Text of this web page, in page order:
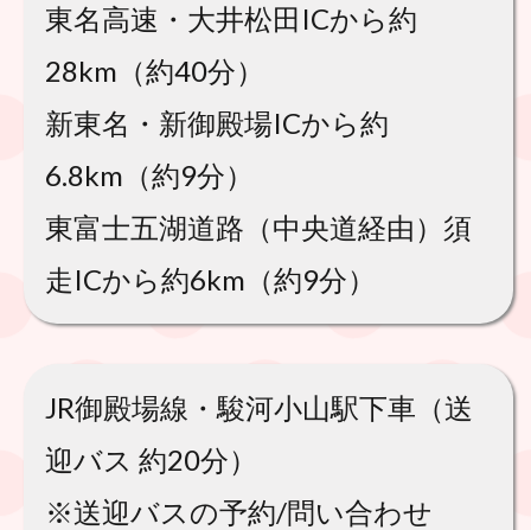
東名高速・大井松田ICから約
28km（約40分）
新東名・新御殿場ICから約
6.8km（約9分）
東富士五湖道路（中央道経由）須
走ICから約6km（約9分）
JR御殿場線・駿河小山駅下車（送
迎バス 約20分）
※送迎バスの予約/問い合わせ